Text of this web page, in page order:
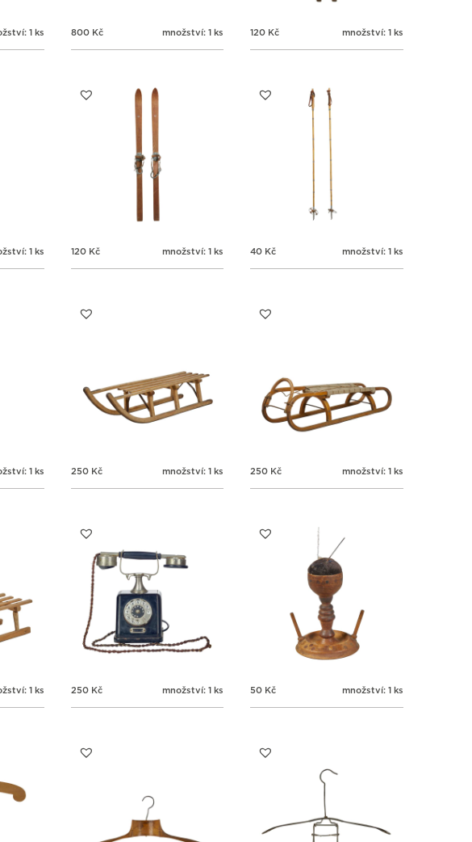
1 ks 800 Kč množství: 1 ks 120 Kč množství: 1 ks
1 ks 120 Kč množství: 1 ks 40 Kč množství: 1 ks
1 ks 250 Kč množství: 1 ks 250 Kč množství: 1 ks
1 ks 250 Kč množství: 1 ks 50 Kč množství: 1 ks